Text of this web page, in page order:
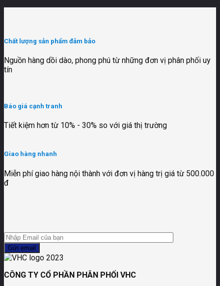
Chất lượng sản phẩm đảm bảo
Nguồn hàng dồi dào, phong phú từ những đơn vị phân phối uy
tín
Báo giá cạnh tranh
Tiết kiệm hơn từ 10% - 30% so với giá thị trường
Giao hàng nhanh
Miễn phí giao hàng nội thành với đơn vị hàng trị giá từ 500.000
đ
CÔNG TY CỔ PHẦN PHÂN PHỐI VHC